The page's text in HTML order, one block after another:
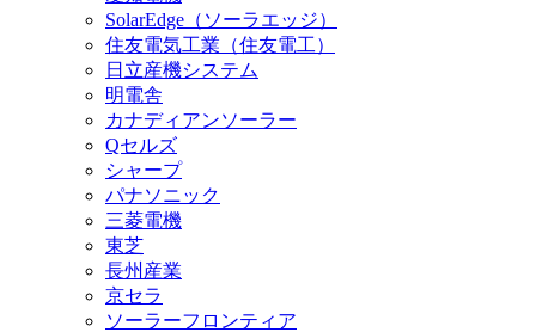
SolarEdge（ソーラエッジ）
住友電気工業（住友電工）
日立産機システム
明電舎
カナディアンソーラー
Qセルズ
シャープ
パナソニック
三菱電機
東芝
長州産業
京セラ
ソーラーフロンティア